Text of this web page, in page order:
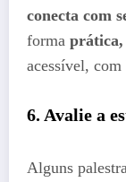
conecta com
forma prática,
acessível,
6. Avalie a
Alguns